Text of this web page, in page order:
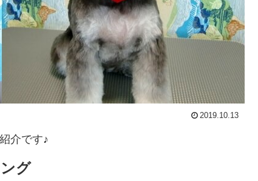
2019.10.13
介です♪
グ